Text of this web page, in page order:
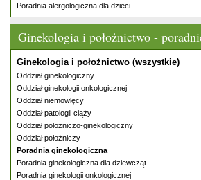
Poradnia alergologiczna dla dzieci
Ginekologia i położnictwo -
Ginekologia i położnictwo (wszystkie)
Oddział ginekologiczny
Oddział ginekologii onkologicznej
Oddział niemowlęcy
Oddział patologii ciąży
Oddział położniczo-ginekologiczny
Oddział położniczy
Poradnia ginekologiczna
Poradnia ginekologiczna dla dziewcząt
Poradnia ginekologii onkologicznej